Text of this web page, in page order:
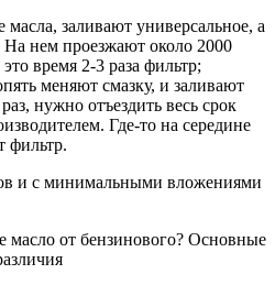
заливают универсальное, а
нем проезжают около 2000
время 2-3 раза фильтр;
меняют смазку, и заливают
нужно отъездить весь срок
Где-то на середине
фильтр.
и с минимальными вложениями